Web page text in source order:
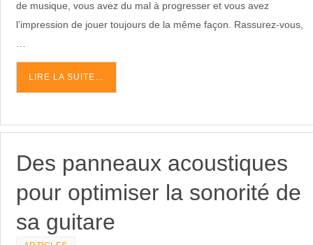
l’impression de jouer toujours de la même façon. Rassurez-vous,
…
LIRE LA SUITE…
Des panneaux acoustiques
pour optimiser la sonorité de
sa guitare
ARTICLES